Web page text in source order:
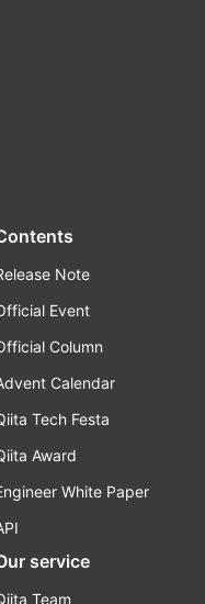
Note
Event
Column
Calendar
Tech Festa
Award
White Paper
service
Team